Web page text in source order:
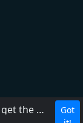
This website uses cookies to ensure you get the best experience on our website.
Got